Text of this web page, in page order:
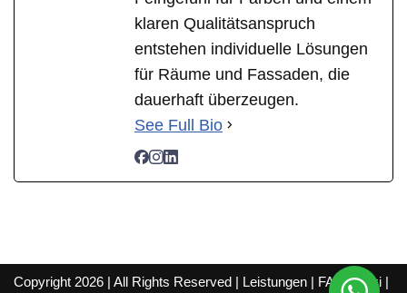
klaren Qualitätsanspruch
entstehen individuelle Lösungen
für Räume und Fassaden, die
dauerhaft überzeugen.
See Full Bio
Copyright 2026 | All Rights Reserved | Leistungen | FAQ|Wiki |